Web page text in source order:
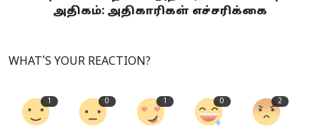
அதிகம்: அதிகாரிகள் எச்சரிக்கை
WHAT'S YOUR REACTION?
1 0 1 0 2